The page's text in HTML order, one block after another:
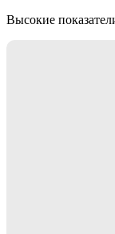
Высокие